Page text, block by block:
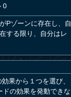
0
Pゾーンに存在し、自
する限り、自分はレ
果から１つを選び、
の効果を発動できな